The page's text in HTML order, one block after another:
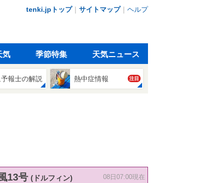
tenki.jpトップ｜ サイトマップ｜ ヘルプ
気 季節特集 天気ニュース
報士の解説 熱中症情報 注目
13号 (ドルフィン) 08日07:00現在